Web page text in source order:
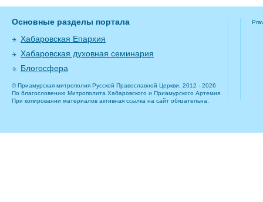
Основные разделы портала
Хабаровская Епархия
Хабаровская духовная семинария
Блогосфера
© Приамурская митрополия Русской Православной Церкви, 2012 - 2026
По благословению Митрополита Хабаровского и Приамурского Артемия.
При копировании материалов активная ссылка на сайт обязательна.